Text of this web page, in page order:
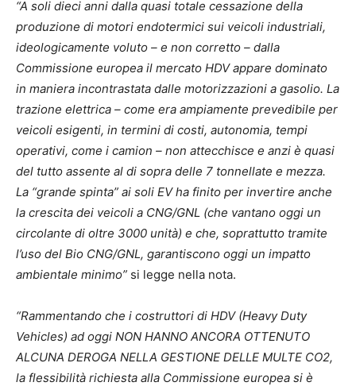
“A soli dieci anni dalla quasi totale cessazione della
produzione di motori endotermici sui veicoli industriali,
ideologicamente voluto – e non corretto – dalla
Commissione europea il mercato HDV appare dominato
in maniera incontrastata dalle motorizzazioni a gasolio. La
trazione elettrica – come era ampiamente prevedibile per
veicoli esigenti, in termini di costi, autonomia, tempi
operativi, come i camion – non attecchisce e anzi è quasi
del tutto assente al di sopra delle 7 tonnellate e mezza.
La “grande spinta” ai soli EV ha finito per invertire anche
la crescita dei veicoli a CNG/GNL (che vantano oggi un
circolante di oltre 3000 unità) e che, soprattutto tramite
l’uso del Bio CNG/GNL, garantiscono oggi un impatto
ambientale minimo” si legge nella nota.
“Rammentando che i costruttori di HDV (Heavy Duty
Vehicles) ad oggi NON HANNO ANCORA OTTENUTO
ALCUNA DEROGA NELLA GESTIONE DELLE MULTE CO2,
la flessibilità richiesta alla Commissione europea si è